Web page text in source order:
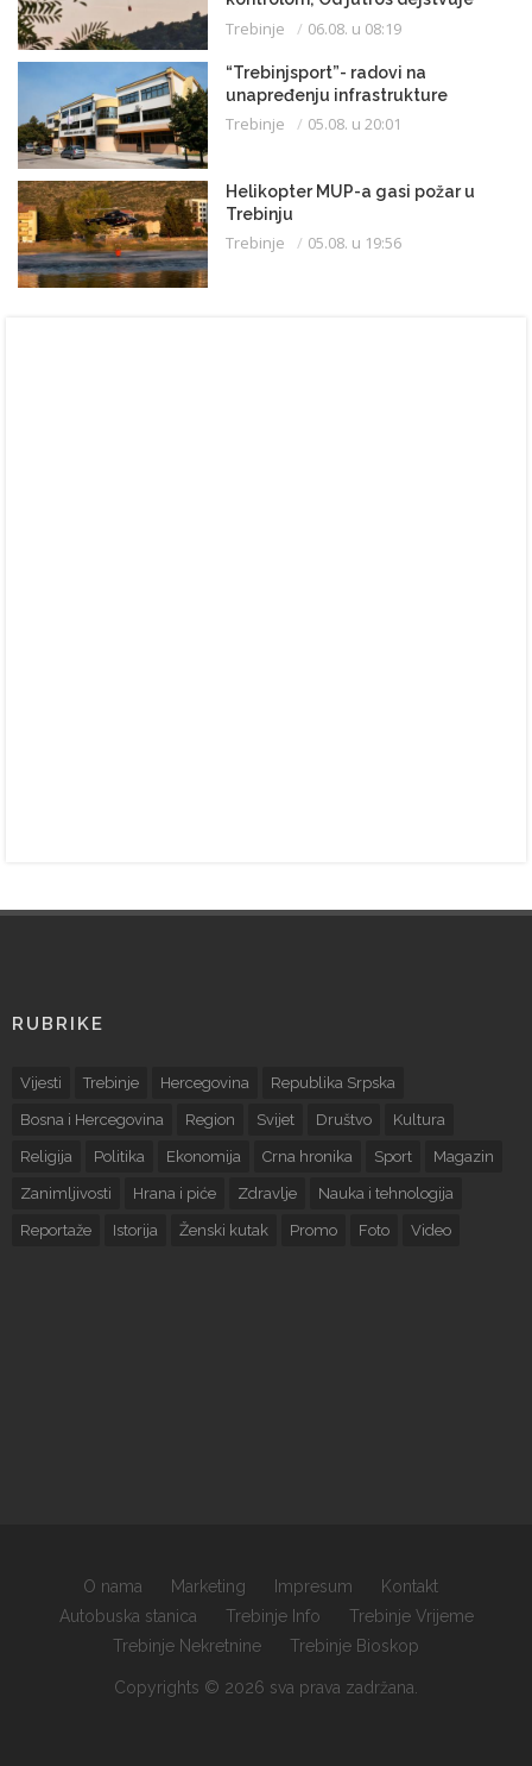
helikopter
Trebinje 06.08. u 08:19
“Trebinjsport”- radovi na
unapređenju infrastrukture
Trebinje 05.08. u 20:01
Helikopter MUP-a gasi požar u
Trebinju
Trebinje 05.08. u 19:56
RUBRIKE
Vijesti Trebinje Hercegovina Republika Srpska
Bosna i Hercegovina Region Svijet Društvo Kultura
Religija Politika Ekonomija Crna hronika Sport Magazin
Zanimljivosti Hrana i piće Zdravlje Nauka i tehnologija
Reportaže Istorija Ženski kutak Promo Foto Video
O nama Marketing Impresum
Kontakt
Autobuska stanica
Trebinje Info
Trebinje Vrijeme
Trebinje Nekretnine
Trebinje Bioskop
Copyrights © 2026 sva prava zadržana.